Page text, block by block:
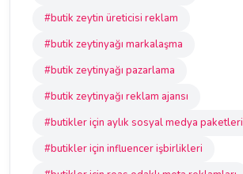
#butik zeytin üreticisi reklam
#butik zeytinyağı markalaşma
#butik zeytinyağı pazarlama
#butik zeytinyağı reklam ajansı
#butikler için aylık sosyal medya paketleri
#butikler için influencer işbirlikleri